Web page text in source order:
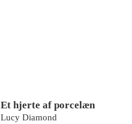
Et hjerte af porcelæn
Lucy Diamond